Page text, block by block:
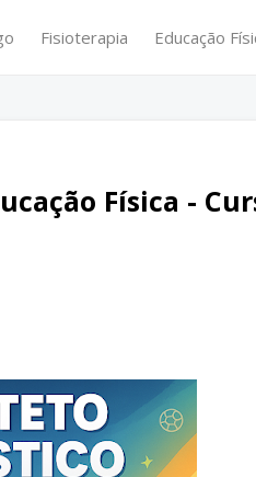
Fisioterapia Educação
Física -